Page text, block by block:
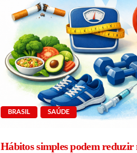
BRASIL SAÚDE
Hábitos simples podem reduzir